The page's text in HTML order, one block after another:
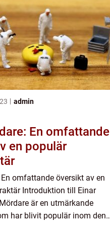
admin
En omfattande
en populär
omfattande översikt av en
Introduktion till Einar
är en utmärkande
har blivit populär inom den